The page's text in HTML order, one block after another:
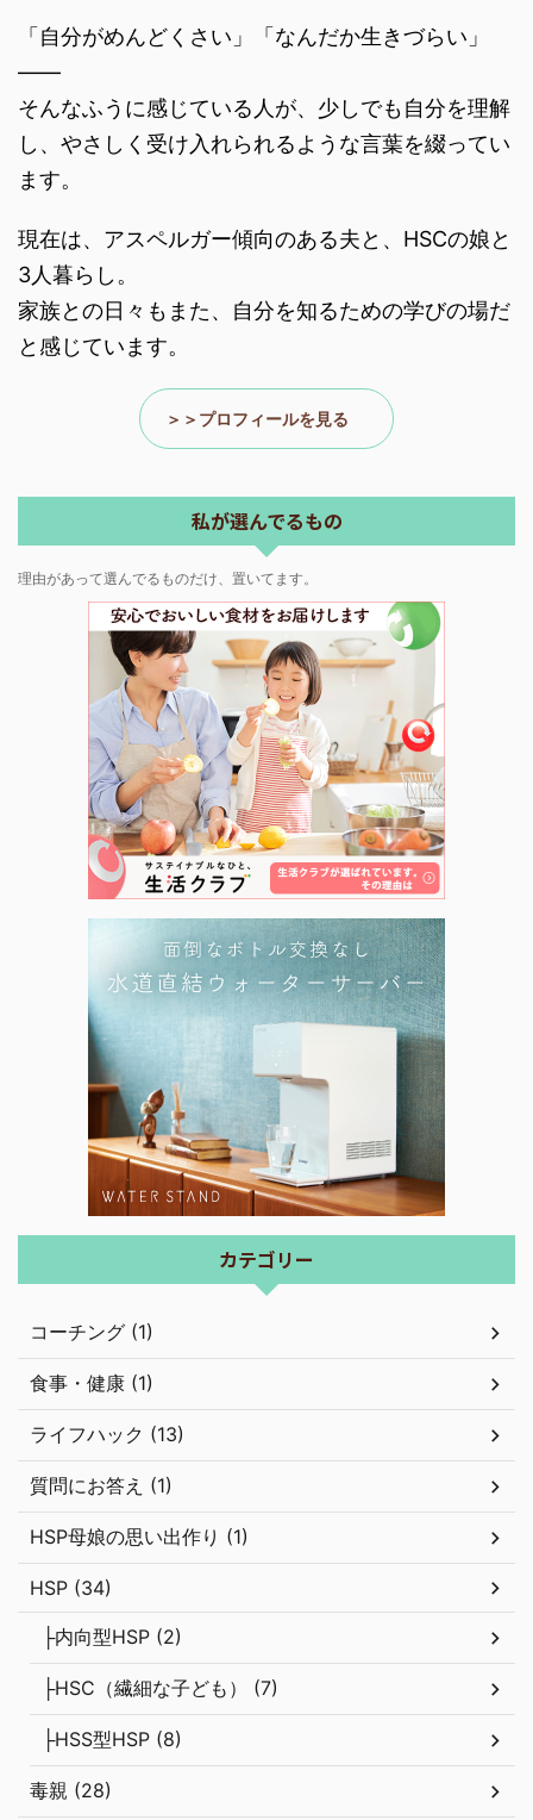
「自分がめんどくさい」「なんだか生きづらい」
――
そんなふうに感じている人が、少しでも自分を理解
し、やさしく受け入れられるような言葉を綴ってい
ます。
現在は、アスペルガー傾向のある夫と、HSCの娘と
3人暮らし。
家族との日々もまた、自分を知るための学びの場だ
と感じています。
＞＞プロフィールを見る
私が選んでるもの
理由があって選んでるものだけ、置いてます。
カテゴリー
コーチング (1)
食事・健康 (1)
ライフハック (13)
質問にお答え (1)
HSP母娘の思い出作り (1)
HSP (34)
├内向型HSP (2)
├HSC（繊細な子ども） (7)
├HSS型HSP (8)
毒親 (28)